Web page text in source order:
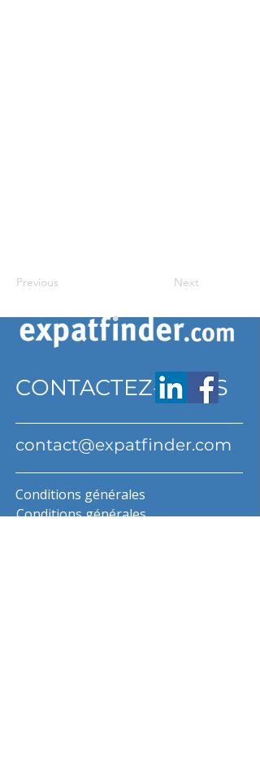
Previous Next
CONTACTEZ-NOUS
contact@expatfinder.com
Conditions générales
Conditions générales